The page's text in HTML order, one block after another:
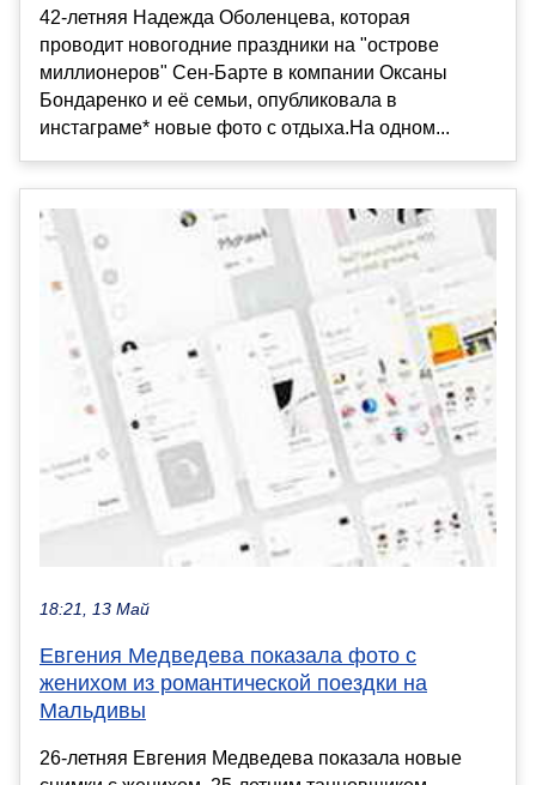
42-летняя Надежда Оболенцева, которая
проводит новогодние праздники на "острове
миллионеров" Сен-Барте в компании Оксаны
Бондаренко и её семьи, опубликовала в
инстаграме* новые фото с отдыха.На одном...
18:21, 13 Май
Евгения Медведева показала фото с
женихом из романтической поездки на
Мальдивы
26-летняя Евгения Медведева показала новые